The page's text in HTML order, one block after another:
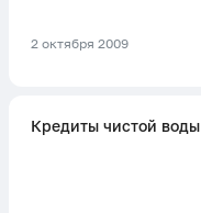
2 октября 2009
Кредиты чистой воды